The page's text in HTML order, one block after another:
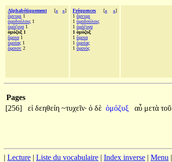
Alphabétiquement [« »]
ὄμνυμι 1
ὁμοδούλοις 1
ὁμόζυγα 1
ὁμόζυξ 1
ὅμοια 1
ὁμοίας 1
ὅμοιον 2
Fréquences [« »]
1 ὄμνυμι
1 ὁμοδούλοις
1 ὁμόζυγα
1 ὁμόζυξ
1 ὅμοια
1 ὁμοίας
1 ὅμοιός
Pages
[256]
εἰ δεηθείη ~τυχεῖν· ὁ δὲ ὁμόζυξ αὖ μετὰ τοῦ
| Lecture | Liste du vocabulaire | Index inverse | Menu |